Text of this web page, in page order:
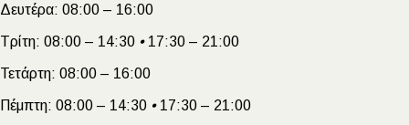
Δευτέρα: 08:00 – 16:00
Τρίτη: 08:00 – 14:30 •17:30 – 21:00
Τετάρτη: 08:00 – 16:00
Πέμπτη: 08:00 – 14:30 •17:30 – 21:00